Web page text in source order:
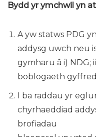
Bydd yr ymchwil yn
A yw statws PDG
addysg uwch neu
gymharu â i) NDG;
boblogaeth
I ba raddau yr
chyrhaeddiad
brofiadau